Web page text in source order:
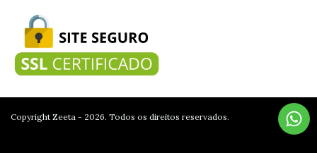
Copyright Zeeta - 2026. Todos os direitos reservados.